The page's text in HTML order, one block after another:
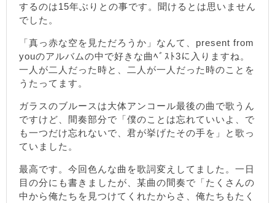
するのは15年ぶりとの事です。聞けるとは思いません
でした。
「真っ赤な空を見ただろうか」なんて、present from
youのアルバムの中で好きな曲ﾍﾞｽﾄ3に入りますね。
一人が二人だった時と、二人が一人だった時のことを
うたってます。
ガラスのブルースは大体アンコール最後の曲で歌うん
ですけど、間奏部分で「僕のことは忘れていいよ、で
も一つだけ忘れないで、君が挙げたその手を」と歌っ
ていました。
最高です。今回色んな曲を歌詞変えしてました。一日
目の分にも書きましたが、某曲の間奏で「たくさんの
中から俺たちを見つけてくれたからさ、俺たちもたく